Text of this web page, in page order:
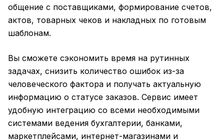
общение с поставщиками, формирование счетов,
актов, товарных чеков и накладных по готовым
шаблонам.
Вы сможете сэкономить время на рутинных
задачах, снизить количество ошибок из-за
человеческого фактора и получать актуальную
информацию о статусе заказов. Сервис имеет
удобную интеграцию со всеми необходимыми
системами ведения бухгалтерии, банками,
маркетплейсами, интернет-магазинами и